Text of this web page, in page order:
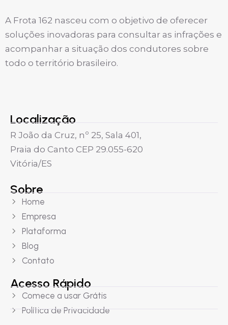
A Frota 162 nasceu com o objetivo de oferecer
soluções inovadoras para consultar as infrações e
acompanhar a situação dos condutores sobre
todo o território brasileiro.
Localização
R João da Cruz, nº 25, Sala 401,
Praia do Canto CEP 29.055-620
Vitória/ES
Sobre
Home
Empresa
Plataforma
Blog
Contato
Acesso Rápido
Comece a usar Grátis
Política de Privacidade